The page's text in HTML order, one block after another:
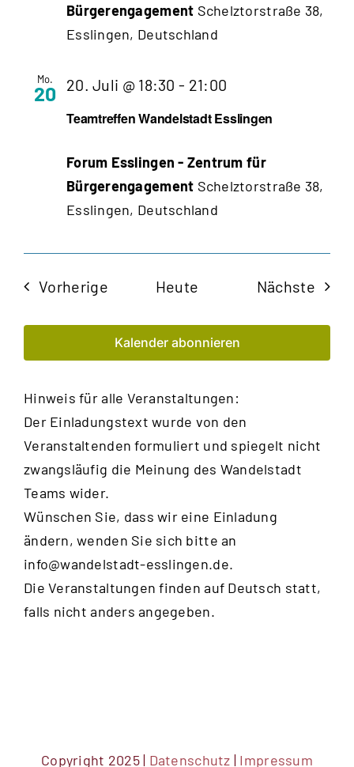
Bürgerengagement Schelztorstraße 38,
Esslingen, Deutschland
Mo.
20
Teamtreffen Wandelstadt Esslingen
20. Juli @ 18:30 - 21:00
Wandelstadt
Forum Esslingen - Zentrum für
Bürgerengagement Schelztorstraße 38,
Esslingen, Deutschland
VorherigeVeranstaltungen
Heute Nächste
Kalender abonnieren
Hinweis für alle Veranstaltungen:
Der Einladungstext wurde von den
Veranstaltenden formuliert und spiegelt nicht
zwangsläufig die Meinung des Wandelstadt
Teams wider.
Wünschen Sie, dass wir eine Einladung
ändern, wenden Sie sich bitte an
info@wandelstadt-esslingen.de.
Die Veranstaltungen finden auf Deutsch statt,
falls nicht anders angegeben.
Copyright 2025 | Datenschutz | Impressum